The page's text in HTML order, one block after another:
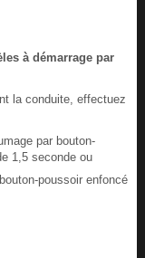
à démarrage par
la conduite, effectuez
par bouton-
1,5 seconde ou
poussoir enfoncé